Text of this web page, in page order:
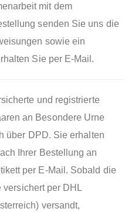
mit dem
senden Sie uns die
sowie ein
Sie per E-Mail.
und registrierte
an Besondere Urne
über DPD. Sie erhalten
Ihrer Bestellung an
per E-Mail. Sobald die
versichert per DHL
versandt,